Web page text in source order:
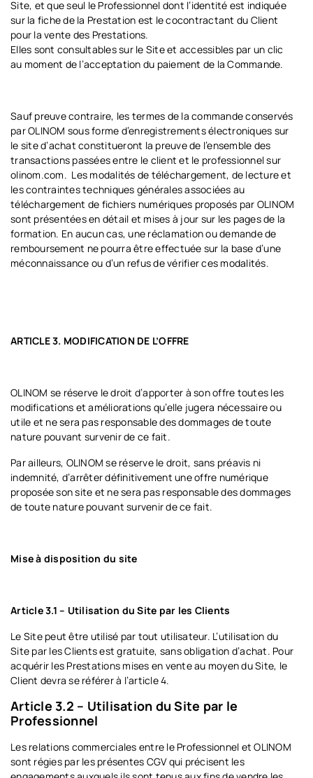
Site, et que seul le Professionnel dont l’identité est indiquée
sur la fiche de la Prestation est le cocontractant du Client
pour la vente des Prestations.
Elles sont consultables sur le Site et accessibles par un clic
au moment de l’acceptation du paiement de la Commande.
Sauf preuve contraire, les termes de la commande conservés
par OLINOM sous forme d’enregistrements électroniques sur
le site d’achat constitueront la preuve de l’ensemble des
transactions passées entre le client et le professionnel sur
olinom.com. Les modalités de téléchargement, de lecture et
les contraintes techniques générales associées au
téléchargement de fichiers numériques proposés par OLINOM
sont présentées en détail et mises à jour sur les pages de la
formation. En aucun cas, une réclamation ou demande de
remboursement ne pourra être effectuée sur la base d’une
méconnaissance ou d’un refus de vérifier ces modalités.
ARTICLE 3. MODIFICATION DE L’OFFRE
OLINOM se réserve le droit d’apporter à son offre toutes les
modifications et améliorations qu’elle jugera nécessaire ou
utile et ne sera pas responsable des dommages de toute
nature pouvant survenir de ce fait.
Par ailleurs, OLINOM se réserve le droit, sans préavis ni
indemnité, d’arrêter définitivement une offre numérique
proposée son site et ne sera pas responsable des dommages
de toute nature pouvant survenir de ce fait.
Mise à disposition du site
Article 3.1 – Utilisation du Site par les Clients
Le Site peut être utilisé par tout utilisateur. L’utilisation du
Site par les Clients est gratuite, sans obligation d’achat. Pour
acquérir les Prestations mises en vente au moyen du Site, le
Client devra se référer à l’article 4.
Article 3.2 – Utilisation du Site par le
Professionnel
Les relations commerciales entre le Professionnel et OLINOM
sont régies par les présentes CGV qui précisent les